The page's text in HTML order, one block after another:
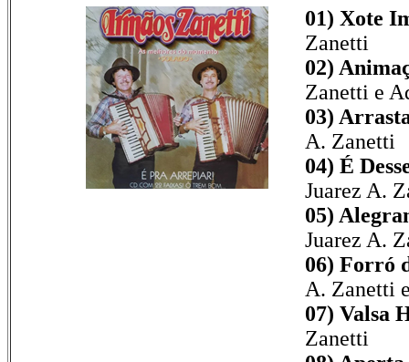
01) Xote
Zanetti
02)
Zanetti e
03)
A. Zanetti
04) É
Juarez A.
05)
Juarez A.
06) Forró
A. Zanetti
07) Valsa
Zanetti